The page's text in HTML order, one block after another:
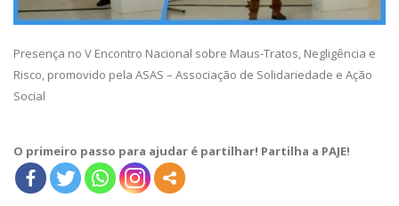
Presença no V Encontro Nacional sobre Maus-Tratos, Negligência e
Risco, promovido pela ASAS – Associação de Solidariedade e Ação
Social
O primeiro passo para ajudar é partilhar! Partilha a PAJE!